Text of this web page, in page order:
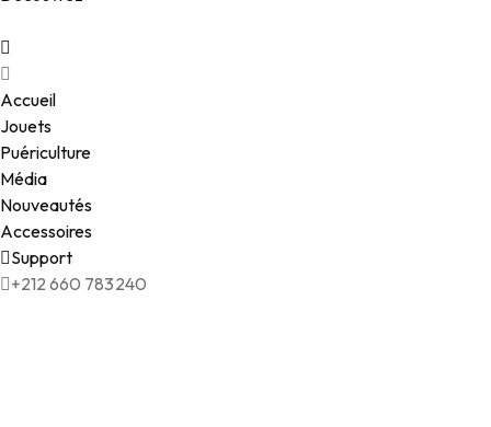
Accueil
Jouets
Puériculture
Média
Nouveautés
Accessoires
Support
+212 660 783240